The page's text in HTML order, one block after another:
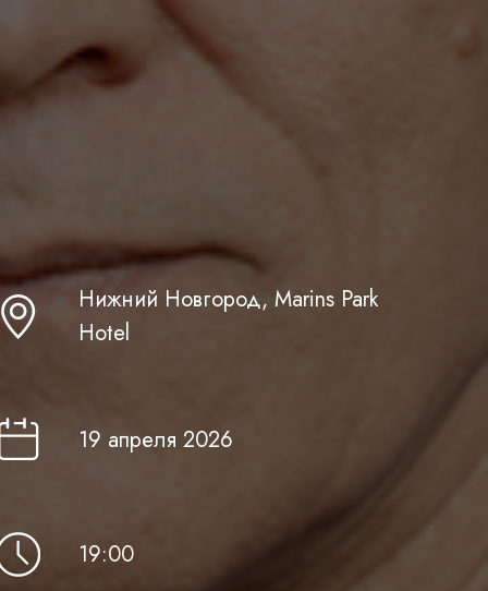
Нижний Новгород, Marins Park
Hotel
19 апреля 2026
19:00